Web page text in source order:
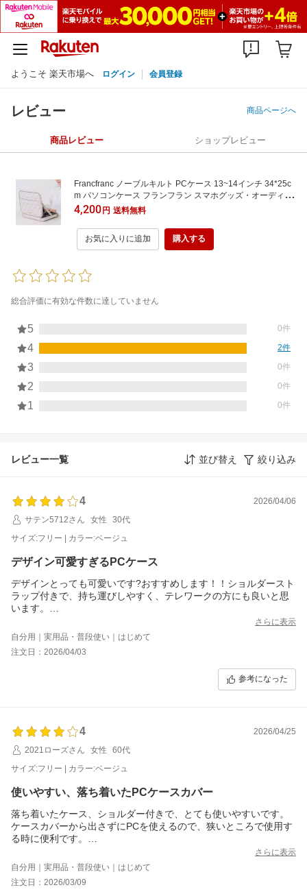
ようこそ 楽天市場へ ログイン 会員登録
レビュー 商品ページへ
商品レビュー ショップレビュー
Francfranc ノーブルキルト PCケース 13~14インチ 34*25c
m パソコンケース フランフラン スマホグッズ・オーディオ
機器 スマホ・タブレット・PCケース/カバー ベージュ【送
料無料】
4,200円 送料無料
お気に入りに追加 購入する
総合評価に有効な件数に達していません
5 0件
4 2件
3 0件
2 0件
1 0件
レビュー一覧 並び替え 絞り込み
4
2026/04/06
サテン5712さん
女性
30代
サイズ:フリー | カラー:ベージュ
デザイン可愛すぎるPCケース
デザインとっても可愛いです?おすすめします！！ショルダースト
ラップ付きで、持ち運びしやすく、テレワークの方にも良いと思
います。
?想像よりもグニャとしている。
もう少し張りのある質感が好きな方には、んーって感じです…(そ
の分軽量です！)
ただ圧倒的にデザインがおしゃれなので、買って良かったです♪
さらに表示
自分用｜実用品・普段使い｜はじめて
注文日：2026/04/03
参考になった
4
2026/04/25
2021ローズさん
女性
60代
サイズ:フリー | カラー:ベージュ
使いやすい、落ち着いたPCケースカバー
落ち着いたケース、ショルダー付きで、とても使いやすいです。
ケースカバーから出さずにPCを使えるので、狭いところで使用す
る時に便利です。
要望としては、もう少し内側がハードだと安心感が増すと思いま
す。
ただ、日頃はバックに入れずに持ち歩けるので、購入して良かっ
たと思っています。
さらに表示
自分用｜実用品・普段使い｜はじめて
注文日：2026/03/09